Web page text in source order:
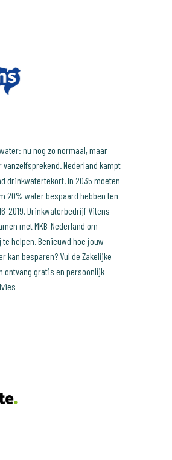
nu nog zo normaal, maar
Nederland kampt
drinkwatertekort. In 2035 moeten
20% water bespaard hebben ten
2019. Drinkwaterbedrijf Vitens
met MKB-Nederland om
helpen. Benieuwd hoe jouw
kan besparen? Vul de Zakelijke
ontvang gratis en persoonlijk